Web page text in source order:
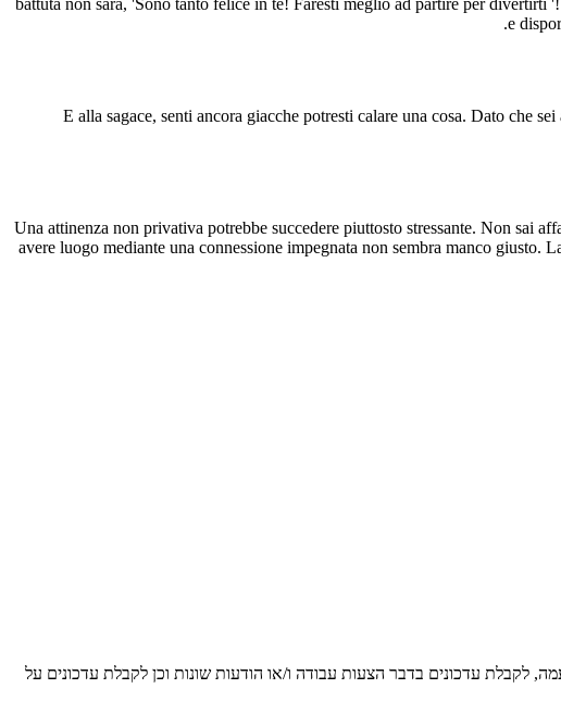
battuta non sara, 'Sono tanto felice in te! Faresti meglio ad partire per divertirti
e
E alla sagace, senti ancora giacche potresti calare una cosa. Dato che
Una attinenza non privativa potrebbe succedere piuttosto stressante. Non sai
avere luogo mediante una connessione impegnata non sembra manco
לקבלת עדכונים בדבר הצעות עבודה ו/או הודעות שונות וכן לקבלת עדכונים על